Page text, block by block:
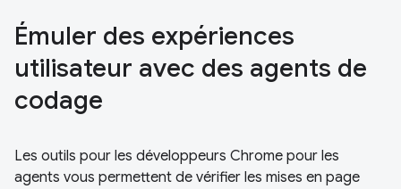
Émuler des expériences
utilisateur avec des agents de
codage
Les outils pour les développeurs Chrome pour les
agents vous permettent de vérifier les mises en page